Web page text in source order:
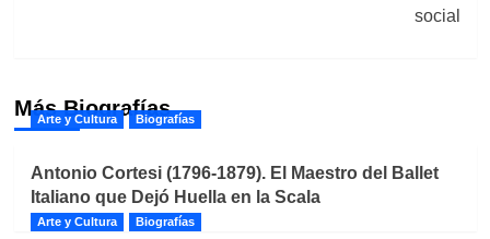
social
Más Biografías
Arte y Cultura Biografías
Antonio Cortesi (1796-1879). El Maestro del Ballet
Italiano que Dejó Huella en la Scala
Arte y Cultura Biografías